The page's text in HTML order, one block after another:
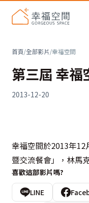
首頁/全部影片/幸福空間
第三屆 幸福
2013-12-20
幸福空間於2013年
暨交流餐會」，林馬
喜歡這部影片嗎?
LINE